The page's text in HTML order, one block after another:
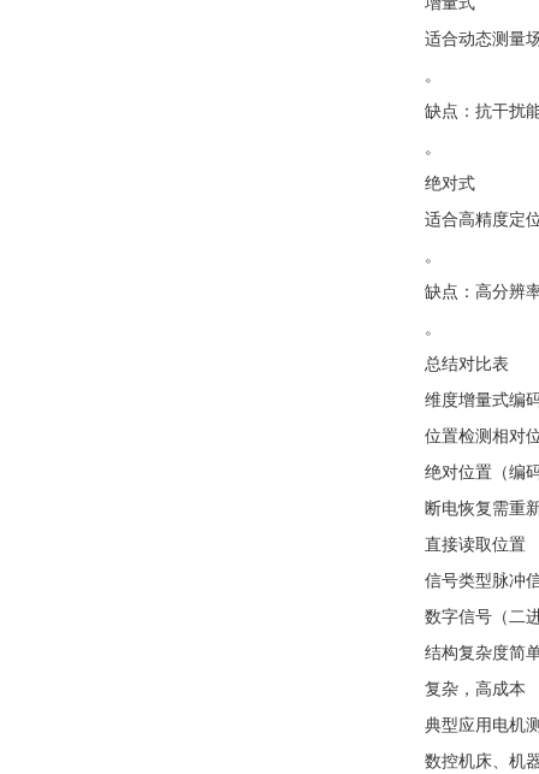
适合动态测量
。
缺点：抗干扰
。
绝对式
适合高精度定
。
缺点：高分辨
。
总结对比表
维度增量式编
位置检测 相对
绝对位置（编
断电恢复 需重
直接读取位置
信号类型脉冲
数字信号（二
结构复杂度简
复杂，高成本
典型应用 电机
数控机床、机